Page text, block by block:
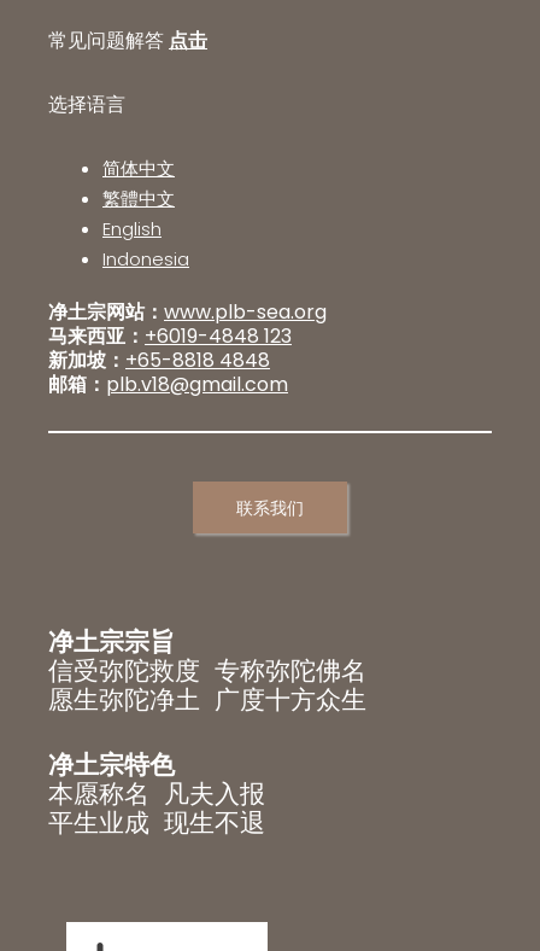
常见问题解答 点击
选择语言
简体中文
繁體中文
English
Indonesia
净土宗网站： www.plb-sea.org
马来西亚： +6019-4848 123
新加坡： +65-8818 4848
邮箱： plb.v18@gmail.com
联系我们
净土宗宗旨
信受弥陀救度 专称弥陀佛名
愿生弥陀净土 广度十方众生
净土宗特色
本愿称名 凡夫入报
平生业成 现生不退